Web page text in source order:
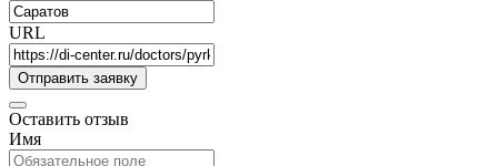
URL
Оставить отзыв
Имя